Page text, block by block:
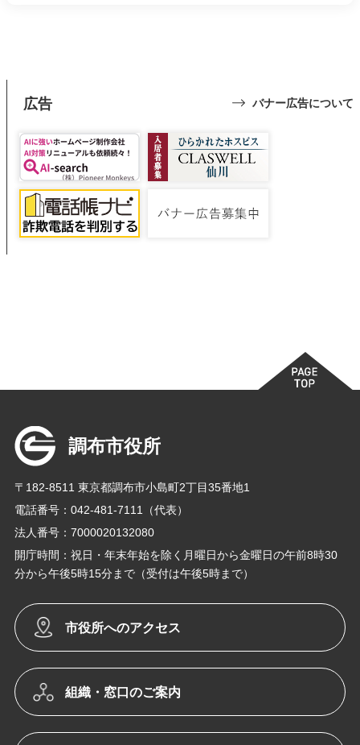
広告 バナー広告について
調布市役所
〒182-8511 東京都調布市小島町2丁目35番地1
電話番号：042-481-7111（代表）
法人番号：7000020132080
開庁時間：祝日・年末年始を除く月曜日から金曜日の午前8時30
分から午後5時15分まで（受付は午後5時まで）
市役所へのアクセス
組織・窓口のご案内